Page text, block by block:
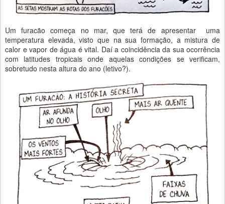
Um furacão começa no mar, que terá de apresentar uma
temperatura elevada, visto que na sua formação, a mistura de
calor e vapor de água é vital. Daí a coincidência da sua ocorrência
com latitudes tropicais onde aquelas condições se verificam,
sobretudo nesta altura do ano (letivo?).